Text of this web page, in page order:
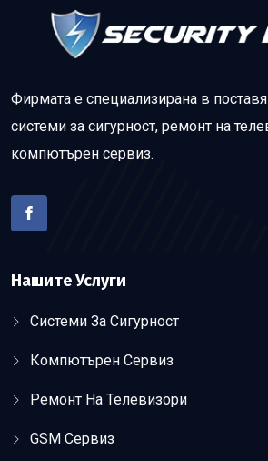
Фирмата е специализирана в
системи за сигурност, ремонт на
компютърен сервиз.
Нашите Услуги
Системи За Сигурност
Компютърен Сервиз
Ремонт На Телевизори
GSM Сервиз